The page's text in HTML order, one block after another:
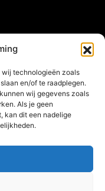
wij technologieën zoals
en/of te raadplegen.
wij gegevens zoals
Als je geen
kan dit een nadelige